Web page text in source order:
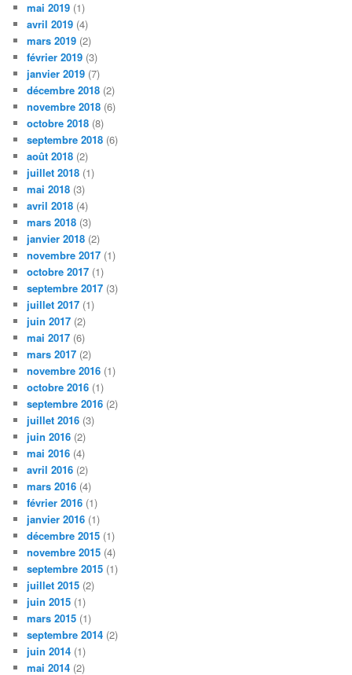
mai 2019 (1)
avril 2019 (4)
mars 2019 (2)
février 2019 (3)
janvier 2019 (7)
décembre 2018 (2)
novembre 2018 (6)
octobre 2018 (8)
septembre 2018 (6)
août 2018 (2)
juillet 2018 (1)
mai 2018 (3)
avril 2018 (4)
mars 2018 (3)
janvier 2018 (2)
novembre 2017 (1)
octobre 2017 (1)
septembre 2017 (3)
juillet 2017 (1)
juin 2017 (2)
mai 2017 (6)
mars 2017 (2)
novembre 2016 (1)
octobre 2016 (1)
septembre 2016 (2)
juillet 2016 (3)
juin 2016 (2)
mai 2016 (4)
avril 2016 (2)
mars 2016 (4)
février 2016 (1)
janvier 2016 (1)
décembre 2015 (1)
novembre 2015 (4)
septembre 2015 (1)
juillet 2015 (2)
juin 2015 (1)
mars 2015 (1)
septembre 2014 (2)
juin 2014 (1)
mai 2014 (2)